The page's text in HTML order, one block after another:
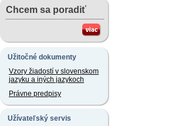
Chcem sa poradiť
Užitočné dokumenty
Vzory žiadostí v slovenskom
jazyku a iných jazykoch
Právne predpisy
Užívateľský servis